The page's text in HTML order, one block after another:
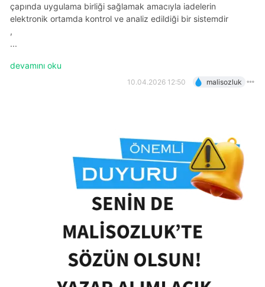
çapında uygulama birliği sağlamak amacıyla iadelerin
elektronik ortamda kontrol ve analiz edildiği bir sistemdir
,
...
devamını oku
10.04.2026 12:50 malisozluk